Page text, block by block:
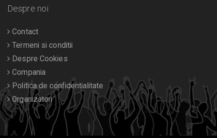
Despre noi
Contact
Termeni si conditii
Despre Cookies
Compania
Politica de confidentialitate
Organizatori